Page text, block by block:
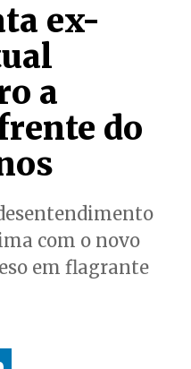
ex-
a
do
com o novo
em flagrante